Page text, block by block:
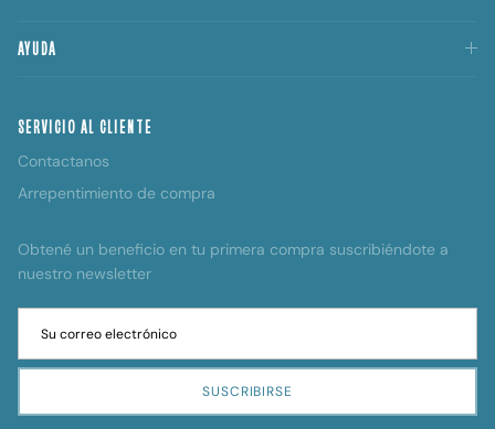
AYUDA
SERVICIO AL CLIENTE
Contactanos
Arrepentimiento de compra
Obtené un beneficio en tu primera compra suscribiéndote a
nuestro newsletter
SUSCRIBIRSE